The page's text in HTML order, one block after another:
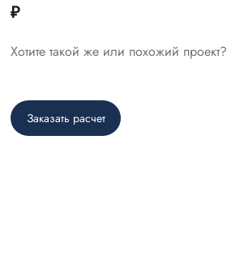
₽
Хотите такой же или похожий проект?
Заказать расчет